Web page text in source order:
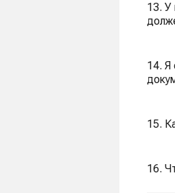
13. У
14. Я
15.
16.